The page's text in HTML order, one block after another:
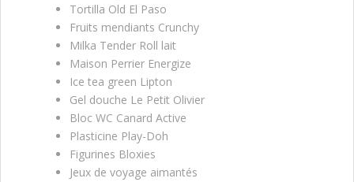
Tortilla Old El Paso
Fruits mendiants Crunchy
Milka Tender Roll lait
Maison Perrier Energize
Ice tea green Lipton
Gel douche Le Petit Olivier
Bloc WC Canard Active
Plasticine Play-Doh
Figurines Bloxies
Jeux de voyage aimantés